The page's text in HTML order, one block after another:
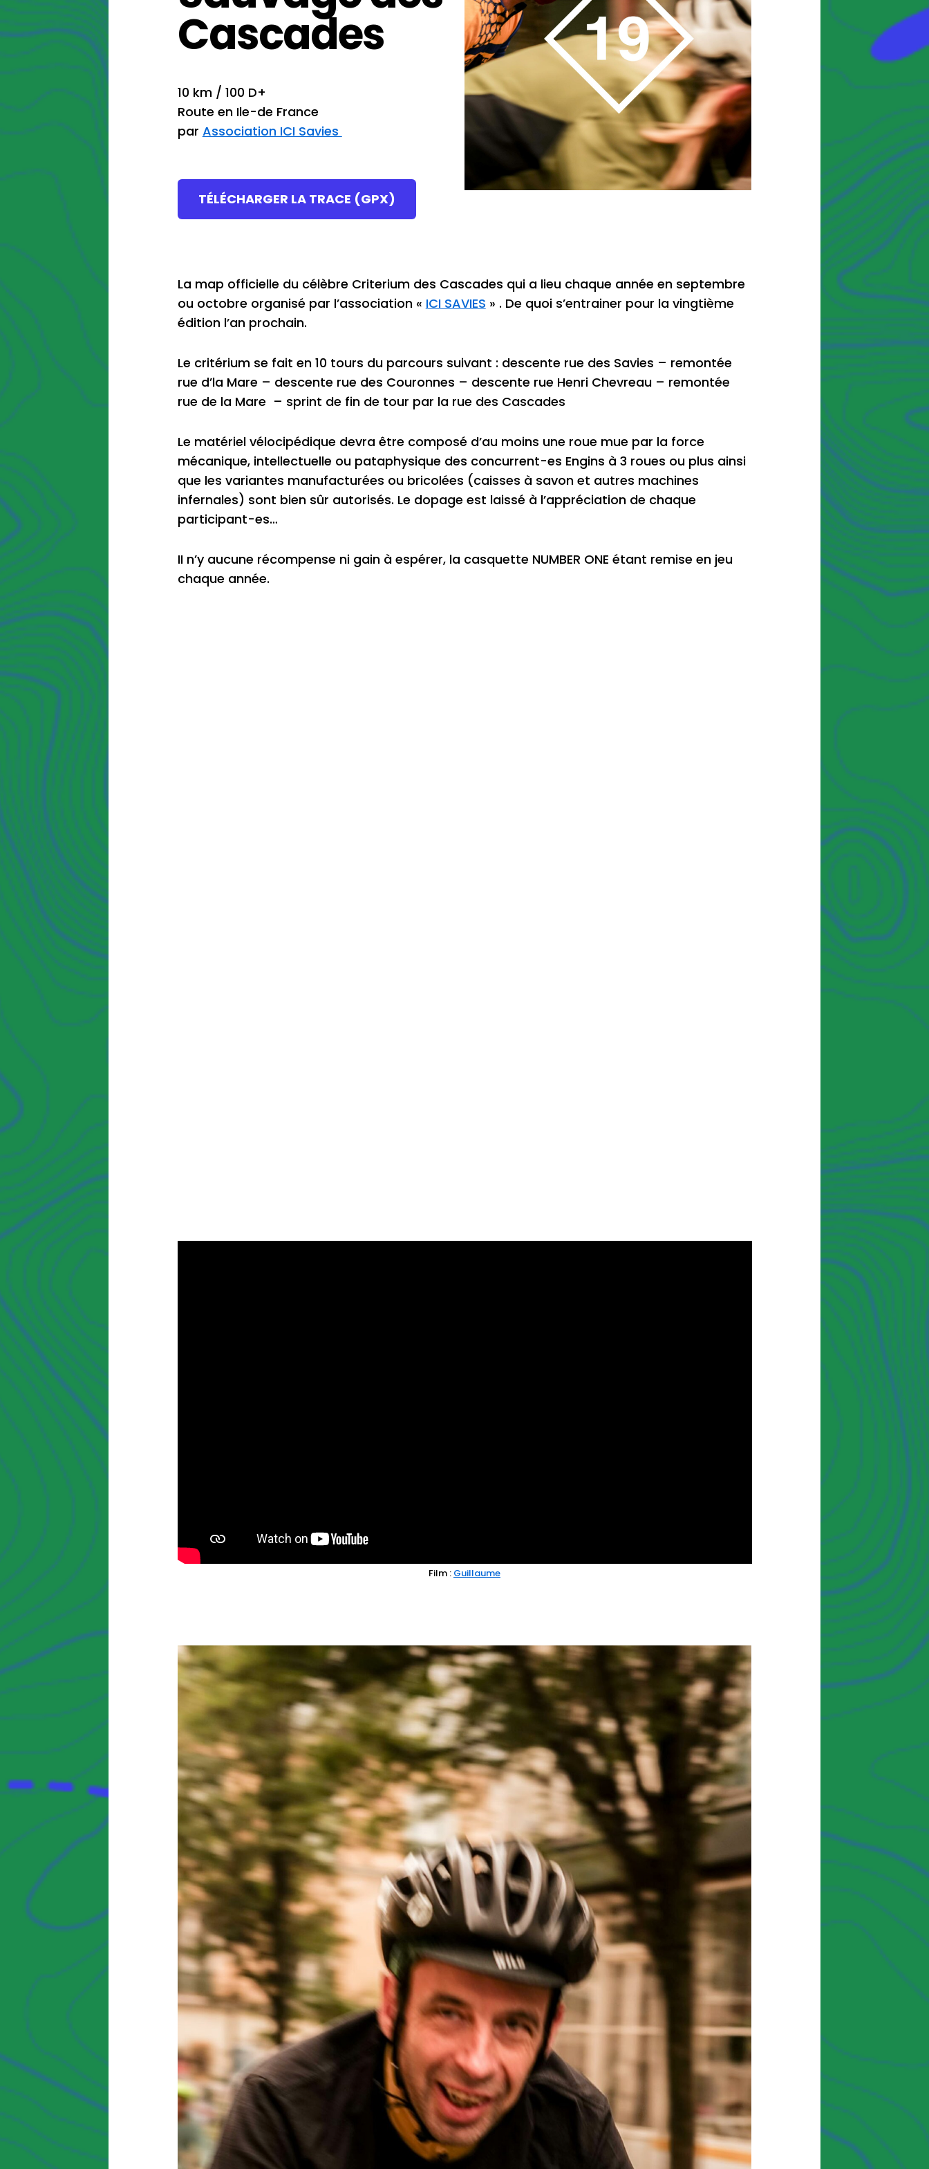
Cascades
10 km / 100 D+
Route en Ile-de France
par Association ICI Savies
TÉLÉCHARGER LA TRACE (GPX)
La map officielle du célèbre Criterium des Cascades qui a lieu chaque année en septembre
ou octobre organisé par l’association « ICI SAVIES » . De quoi s’entrainer pour la vingtième
édition l’an prochain.
Le critérium se fait en 10 tours du parcours suivant : descente rue des Savies – remontée
rue d’la Mare – descente rue des Couronnes – descente rue Henri Chevreau – remontée
rue de la Mare – sprint de fin de tour par la rue des Cascades
Le matériel vélocipédique devra être composé d’au moins une roue mue par la force
mécanique, intellectuelle ou pataphysique des concurrent-es Engins à 3 roues ou plus ainsi
que les variantes manufacturées ou bricolées (caisses à savon et autres machines
infernales) sont bien sûr autorisés. Le dopage est laissé à l’appréciation de chaque
participant-es…
II n’y aucune récompense ni gain à espérer, la casquette NUMBER ONE étant remise en jeu
chaque année.
Film : Guillaume